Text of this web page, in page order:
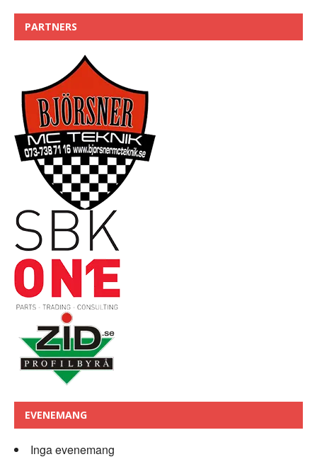
PARTNERS
EVENEMANG
Inga evenemang